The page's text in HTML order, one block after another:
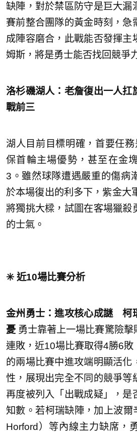
缺陣，對於禁區防守是巨大漏
賽前整合團隊的黃金時刻，急
成陣容磨合，此戰能否發揮主
姆斯，將是勇士能否找回競爭
洛杉磯湖人：老詹復出一人
戰前三
湖人目前目標明確，首要任
保首輪主場優勢，甚至在金
3。雖然球隊遭遇嚴重的傷病
於本場復出的利多下，紫金大
將獨挑大樑，試圖在客場獵殺
的士氣。
✳️ 近10場比賽分析
金州勇士：進攻核心成謎 柯
憂 勇士靠著上一場比賽驚險擊
連敗，近10場比賽取得4勝6敗
的兩場比賽中進攻端明顯活化
性，展現出完全不同的競爭等
再度被列入「出戰成疑」，是
知數。若柯瑞缺陣，加上波爾
Horford）等內線主力缺席，